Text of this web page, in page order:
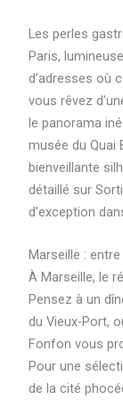
Les perles
Paris,
d’adresses où
vous rêvez
le panorama
musée du Quai
bienveillante
détaillé sur
d’exception
Marseille :
À Marseille, le
Pensez à un
du Vieux-Port,
Fonfon vous
Pour une
de la cité